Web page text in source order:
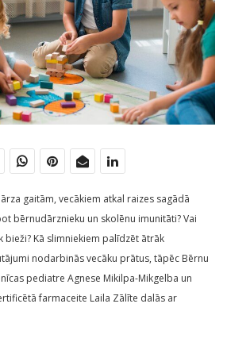
gaitām, vecākiem atkal raizes sagādā
bērnudārznieku un skolēnu imunitāti? Vai
Kā slimniekiem palīdzēt ātrāk
nodarbinās vecāku prātus, tāpēc Bērnu
pediatre Agnese Mikilpa-Mikgelba un
farmaceite Laila Zālīte dalās ar